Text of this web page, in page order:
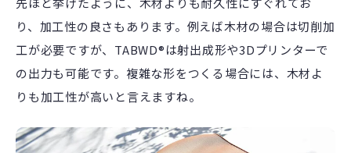
り、加工性の良さもあります。例えば木材の場合は切削加
工が必要ですが、TABWD®は射出成形や3Dプリンターで
の出力も可能です。複雑な形をつくる場合には、木材よ
りも加工性が高いと言えますね。